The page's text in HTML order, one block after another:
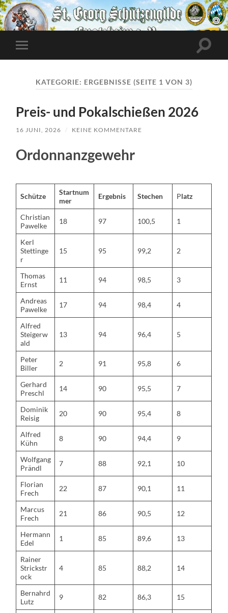
Mobile-
Menü
KATEGORIE: ERGEBNISSE (SEITE 1 VON 3)
Preis- und Pokalschießen 2026
16 JUNI, 2026 / KEINE KOMMENTARE
Ordonnanzgewehr
Schütze
Startnum
mer
Ergebnis Stechen Platz
Christian
Pawelke
18 97 100,5 1
Kerl
Stettinge
r
15 95 99,2 2
Thomas
Ernst
11 94 98,5 3
Andreas
Pawelke
17 94 98,4 4
Alfred
Steigerw
ald
13 94 96,4 5
Peter
Biller
2 91 95,8 6
Gerhard
Preschl
14 90 95,5 7
Dominik
Reisig
20 90 95,4 8
Alfred
Kühn
8 90 94,4 9
Wolfgang
Prändl
7 88 92,1 10
Florian
Frech
22 87 90,1 11
Marcus
Frech
21 86 90,5 12
Hermann
Edel
1 85 89,6 13
Rainer
Strickstr
ock
4 85 88,2 14
Bernahrd
Lutz
9 82 86,3 15